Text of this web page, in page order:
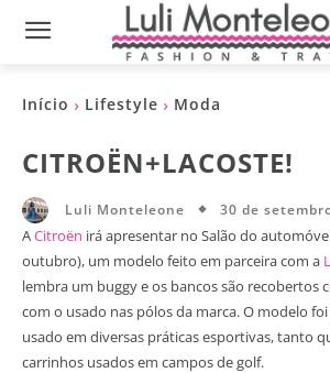
Início Lifestyle Moda
CITROËN+LACOSTE!
Luli Monteleone 30 de
ACitroën irá apresentar no Salão do
outubro), um modelo feito em parceira com a
lembra um buggy e os bancos são recobertos
com o usado nas pólos da marca. O modelo
usado em diversas práticas esportivas, tanto
carrinhos usados em campos de golf.